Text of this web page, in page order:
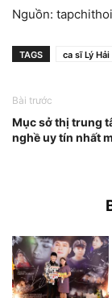
Nguồn:
TAGS ca sĩ Lý Hải
Bài trước
Mục sở thị trung
nghề uy tín nhất